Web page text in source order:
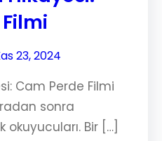
23, 2024
Cam Perde Filmi
sonra
Bir […]